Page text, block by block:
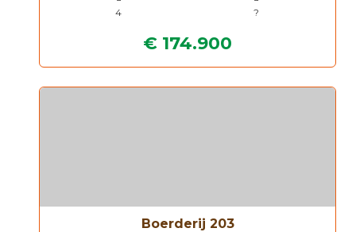
4 ?
€ 174.900
Boerderij 203